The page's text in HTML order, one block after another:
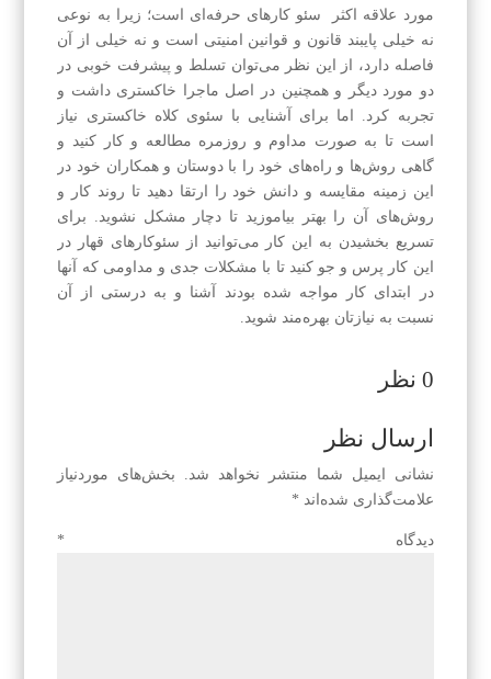
مورد علاقه اکثر سئو کارهای حرفه‌ای است؛ زیرا به نوعی
نه خیلی پایبند قانون و قوانین امنیتی است و نه خیلی از آن
فاصله دارد، از این نظر می‌توان تسلط و پیشرفت خوبی در
دو مورد دیگر و همچنین در اصل ماجرا خاکستری داشت و
تجربه کرد. اما برای آشنایی با سئوی کلاه خاکستری نیاز
است تا به صورت مداوم و روزمره مطالعه و کار کنید و
گاهی روش‌ها و راه‌های خود را با دوستان و همکاران خود در
این زمینه مقایسه و دانش خود را ارتقا دهید تا روند کار و
روش‌های آن را بهتر بیاموزید تا دچار مشکل نشوید. برای
تسریع بخشیدن به این کار می‌توانید از سئوکارهای قهار در
این کار پرس و جو کنید تا با مشکلات جدی و مداومی که آنها
در ابتدای کار مواجه شده بودند آشنا و به درستی از آن
نسبت به نیازتان بهره‌مند شوید.
0 نظر
ارسال نظر
نشانی ایمیل شما منتشر نخواهد شد.
بخش‌های موردنیاز
علامت‌گذاری شده‌اند *
دیدگاه *